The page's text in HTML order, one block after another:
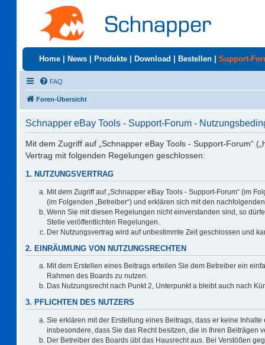
Home News Produkte Download Bestellen Support-
FAQ
Foren-Übersicht
Schnapper eBay Tools - Support-Forum -
Mit dem Zugriff auf „Schnapper eBay Tools - Support-Forum“
Vertrag mit folgenden Regelungen geschlossen:
1. NUTZUNGSVERTRAG
Mit dem Zugriff auf „Schnapper eBay Tools - Support-Forum“ (im
(im Folgenden „Betreiber“) und erklären sich mit den
Wenn Sie mit diesen Regelungen nicht einverstanden sind, so
Stelle veröffentlichten Regelungen.
Der Nutzungsvertrag wird auf unbestimmte Zeit geschlossen und
2. EINRÄUMUNG VON NUTZUNGSRECHTEN
Mit dem Erstellen eines Beitrags erteilen Sie dem Betreiber ein
Rahmen des Boards zu nutzen.
Das Nutzungsrecht nach Punkt 2, Unterpunkt a bleibt auch nach
3. PFLICHTEN DES NUTZERS
Sie erklären mit der Erstellung eines Beitrags, dass er keine
insbesondere, dass Sie das Recht besitzen, die in Ihren Beiträgen
Der Betreiber des Boards übt das Hausrecht aus. Bei Verstößen